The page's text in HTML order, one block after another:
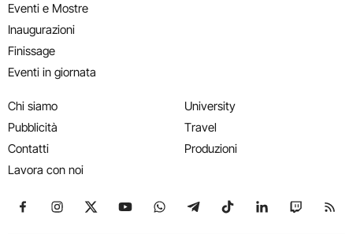
Eventi e Mostre
Inaugurazioni
Finissage
Eventi in giornata
Chi siamo
Pubblicità
Contatti
Lavora con noi
University
Travel
Produzioni
Seguici su Facebook
Seguici su Instagram
Seguici su X
Seguici su YouTube
Seguici su WhatsApp
Seguici su Telegram
Seguici su TikTok
Seguici su
Seguici